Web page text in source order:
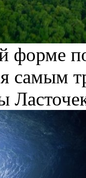
форме
самым